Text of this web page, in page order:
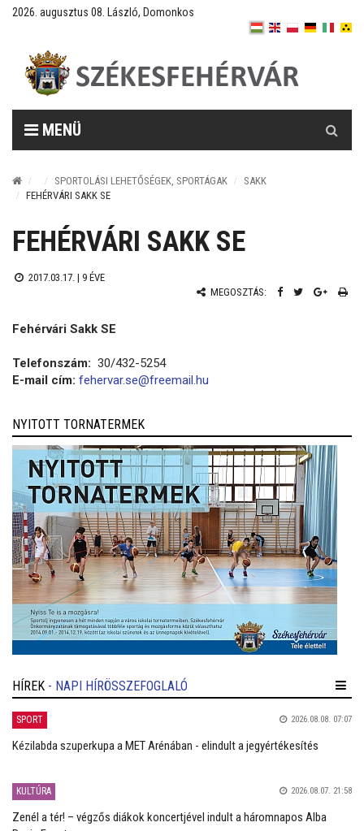
2026. augusztus 08. László, Domonkos
MENÜ
SPORTOLÁSI LEHETŐSÉGEK, SPORTÁGAK
SAKK
FEHÉRVÁRI SAKK SE
FEHÉRVÁRI SAKK SE
2017.03.17. | 9 ÉVE
MEGOSZTÁS:
Fehérvári Sakk SE
Telefonszám: 30/432-5254
E-mail cím: fehervar.se@freemail.hu
NYITOTT TORNATERMEK
HÍREK - NAPI HÍRÖSSZEFOGLALÓ
SPORT 2026.08.08. 07:07
Kézilabda szuperkupa a MET Arénában - elindult a jegyértékesítés
KULTÚRA 2026.08.07. 21:58
Zenél a tér! – végzős diákok koncertjével indult a háromnapos Alba